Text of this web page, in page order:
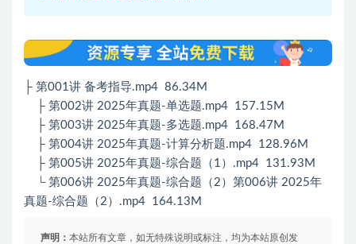
├ 第001讲 备考指导.mp4 86.34M
├ 第002讲 2025年真题-单选题.mp4 157.15M
├ 第003讲 2025年真题-多选题.mp4 168.47M
├ 第004讲 2025年真题-计算分析题.mp4 128.96M
├ 第005讲 2025年真题-综合题（1）.mp4 131.93M
└ 第006讲 2025年真题-综合题（2）第006讲 2025年
真题-综合题（2）.mp4 164.13M
声明： 本站所有文章，如无特殊说明或标注，均为本站原创发